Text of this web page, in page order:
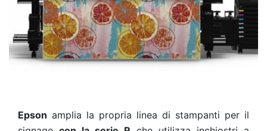
Epson amplia la propria linea di stampanti per il